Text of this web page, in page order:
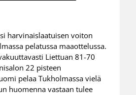
harvinaislaatuisen voiton
pelatussa maaottelussa.
Liettuan 81-70
22 pisteen
pelaa Tukholmassa vielä
huomenna vastaan tulee